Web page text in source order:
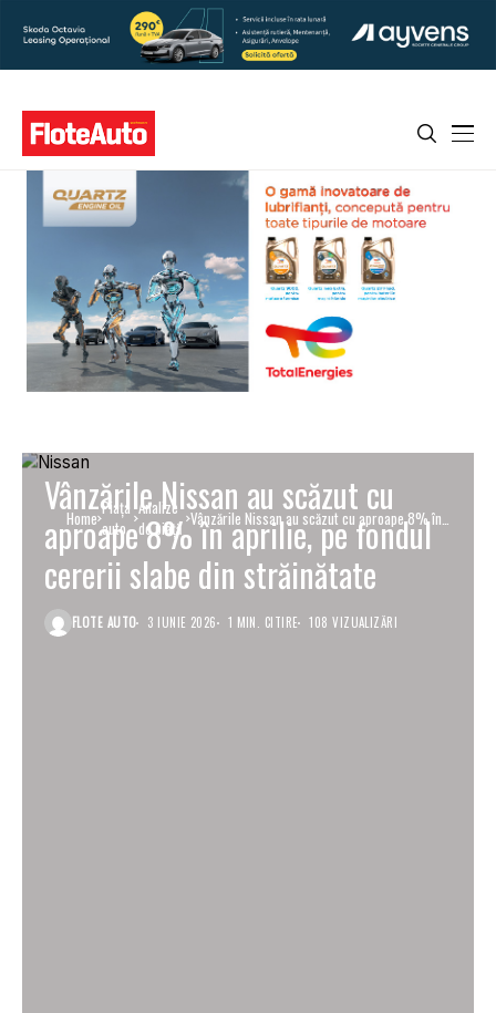
Home Piaţa
auto
Analize
de piață Vânzările Nissan au scăzut cu aproape 8% în
aprilie, pe fondul cererii slabe din străinătate
Vânzările Nissan au scăzut cu
aproape 8% în aprilie, pe fondul
cererii slabe din străinătate
FLOTE AUTO 3 IUNIE 2026 1 MIN. CITIRE 108 VIZUALIZĂRI